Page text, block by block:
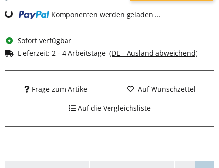
Loading... Komponenten werden geladen ...
Sofort verfügbar
Lieferzeit: 2 - 4 Arbeitstage (DE - Ausland abweichend)
Frage zum Artikel Auf Wunschzettel
Auf die Vergleichsliste